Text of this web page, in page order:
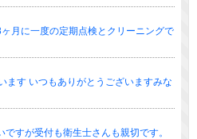
月に一度の定期点検とクリーニングで
ます いつもありがとうございますみな
すが受付も衛生士さんも親切です。